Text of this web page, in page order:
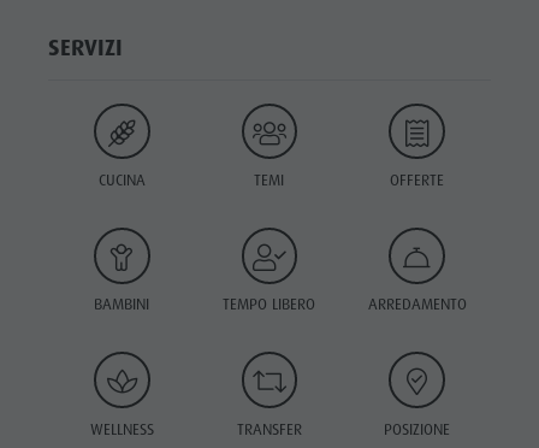
SERVIZI
CUCINA TEMI OFFERTE
BAMBINI TEMPO LIBERO ARREDAMENTO
WELLNESS TRANSFER POSIZIONE